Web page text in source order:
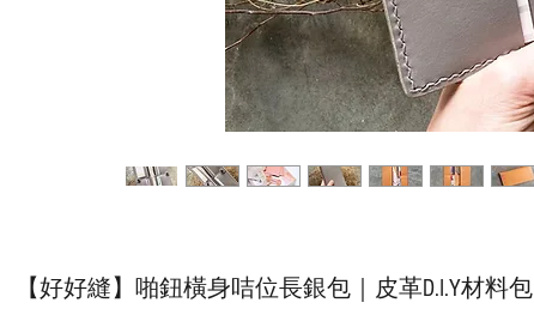
【好好縫】啪鈕橫身咭位長銀包｜皮革D.I.Y材料包